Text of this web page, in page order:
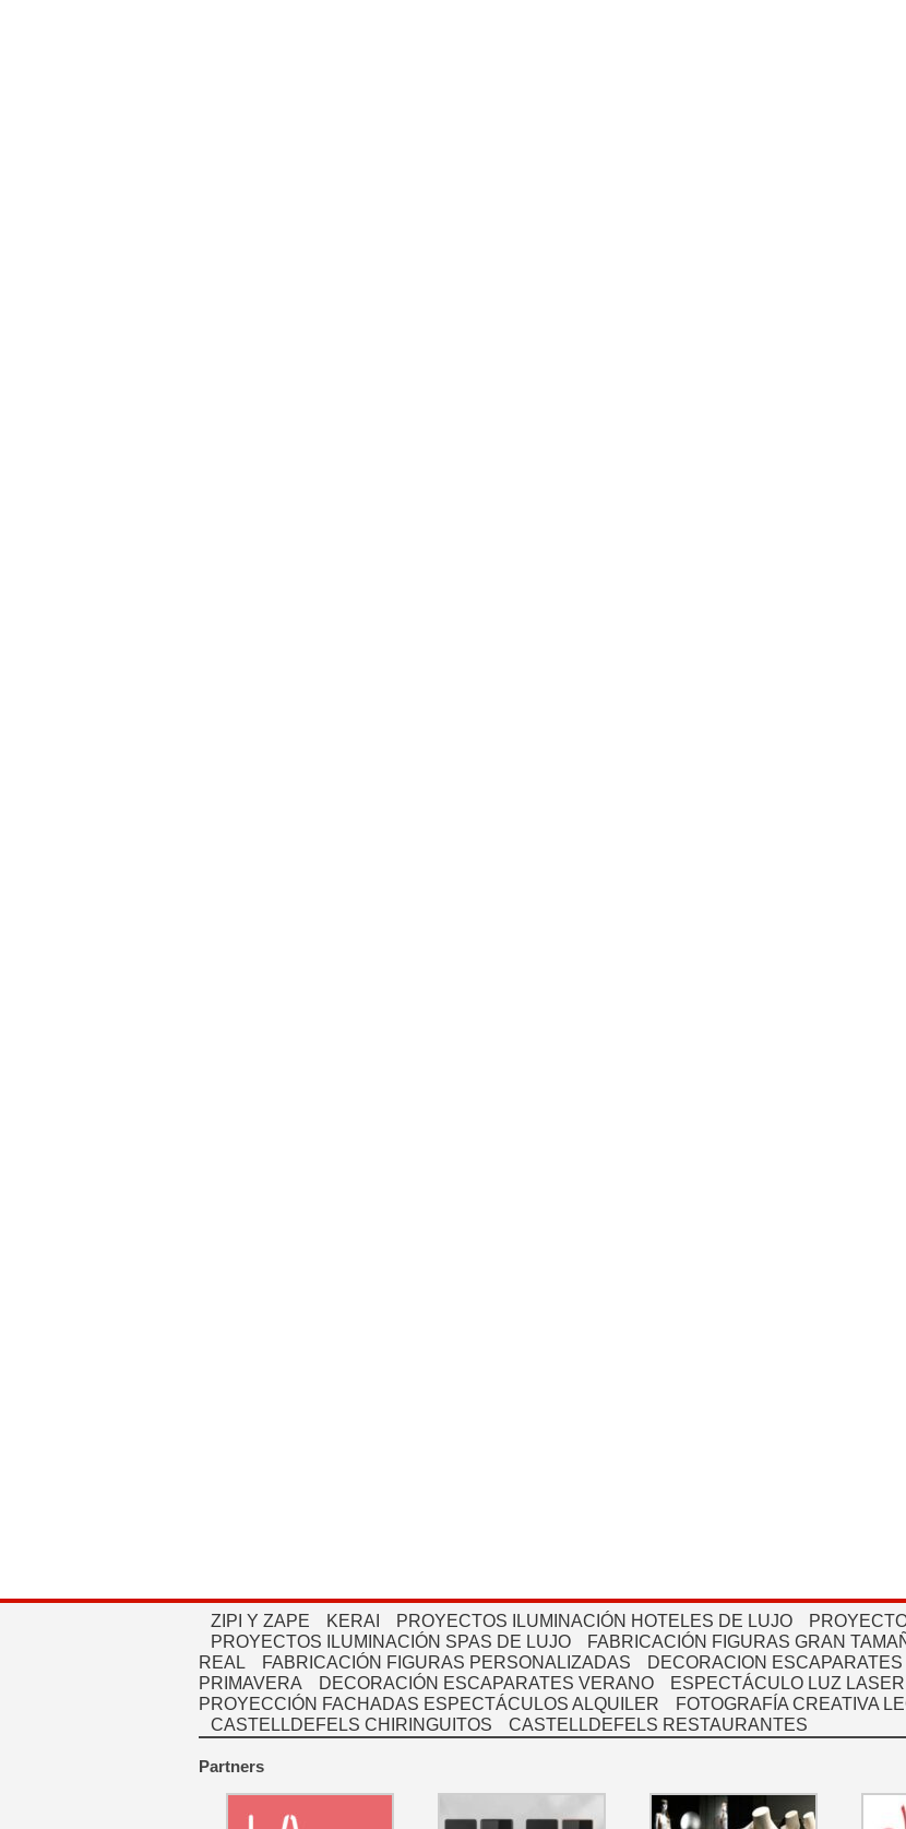
ZIPI Y ZAPE KERAI PROYECTOS ILUMINACIÓN HOTELES DE LUJO
PROYECTOS ILUMINACIÓN SPAS DE LUJO
FABRICACIÓN FIGURAS GRAN
REAL
FABRICACIÓN FIGURAS PERSONALIZADAS DECORACION ESCAPARATES
PRIMAVERA
DECORACIÓN ESCAPARATES VERANO ESPECTÁCULO LUZ
PROYECCIÓN FACHADAS ESPECTÁCULOS ALQUILER
FOTOGRAFÍA CREATIVA
CASTELLDEFELS CHIRINGUITOS
CASTELLDEFELS RESTAURANTES
Partners